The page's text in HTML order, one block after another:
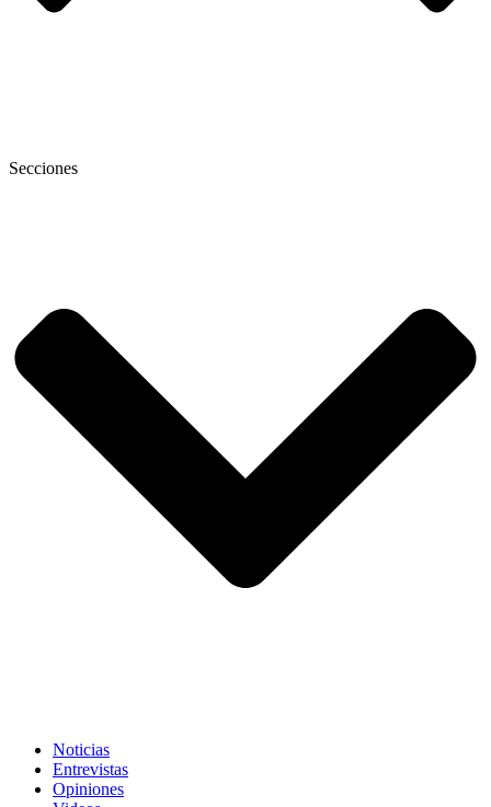
Secciones
Noticias
Entrevistas
Opiniones